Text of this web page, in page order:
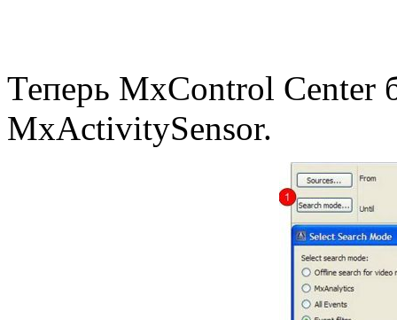
Теперь MxControl Center
MxActivitySensor.